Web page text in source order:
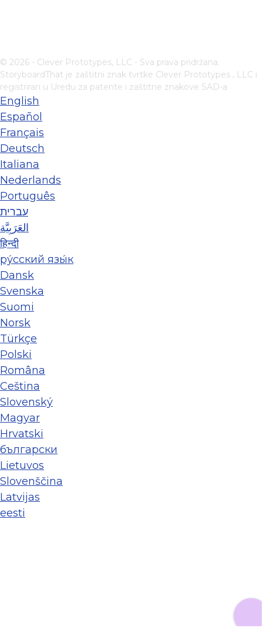
© 2026 - Clever Prototypes, LLC - Sva prava pridržana.
StoryboardThat je zaštitni znak tvrtke Clever Prototypes , LLC i
registriran u Uredu za patente i zaštitne znakove SAD-a
English
Español
Français
Deutsch
Italiana
Nederlands
Português
עברית
العَرَبِيَّة
हिन्दी
ру́сский язы́к
Dansk
Svenska
Suomi
Norsk
Türkçe
Polski
Româna
Ceština
Slovenský
Magyar
Hrvatski
български
Lietuvos
Slovenščina
Latvijas
eesti